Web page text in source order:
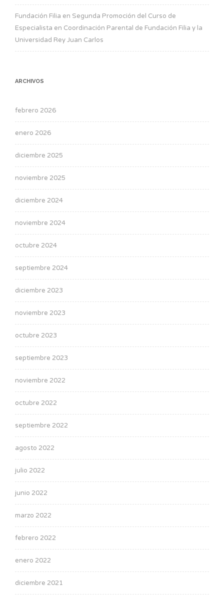
Fundación Filia en Segunda Promoción del Curso de
Especialista en Coordinación Parental de Fundación Filia y la
Universidad Rey Juan Carlos
ARCHIVOS
febrero 2026
enero 2026
diciembre 2025
noviembre 2025
diciembre 2024
noviembre 2024
octubre 2024
septiembre 2024
diciembre 2023
noviembre 2023
octubre 2023
septiembre 2023
noviembre 2022
octubre 2022
septiembre 2022
agosto 2022
julio 2022
junio 2022
marzo 2022
febrero 2022
enero 2022
diciembre 2021